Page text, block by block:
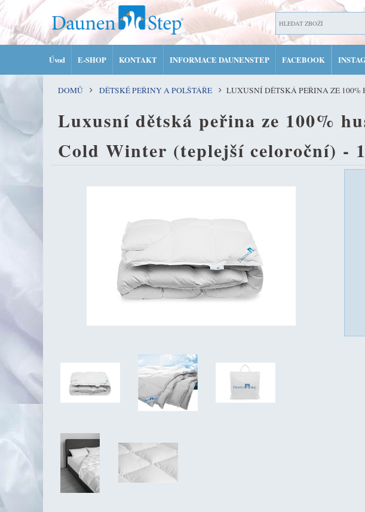
Úvod E-SHOP KONTAKT INFORMACE DAUNENSTEP FACEBOOK
DOMŮ DĚTSKÉ PEŘINY A POLŠTÁŘE LUXUSNÍ DĚTSKÁ PEŘINA ZE 100%
Luxusní dětská peřina ze 100%
Cold Winter (teplejší celoroční) -